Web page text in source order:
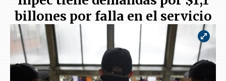
billones por falla en el servicio